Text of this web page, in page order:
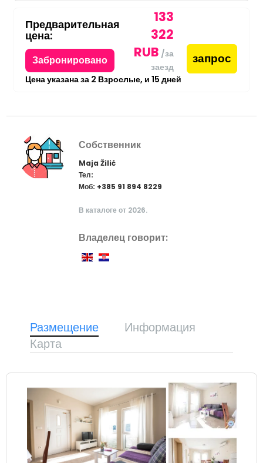
Предварительная
цена:
Забронировано
133
322
RUB /за
заезд
запрос
Цена указана за 2 Взрослые, и 15 дней
Собственник
Maja Žilić
Тел:
Моб: +385 91 894 8229
В каталоге от 2026.
Владелец говорит:
Размещение
Информация
Карта